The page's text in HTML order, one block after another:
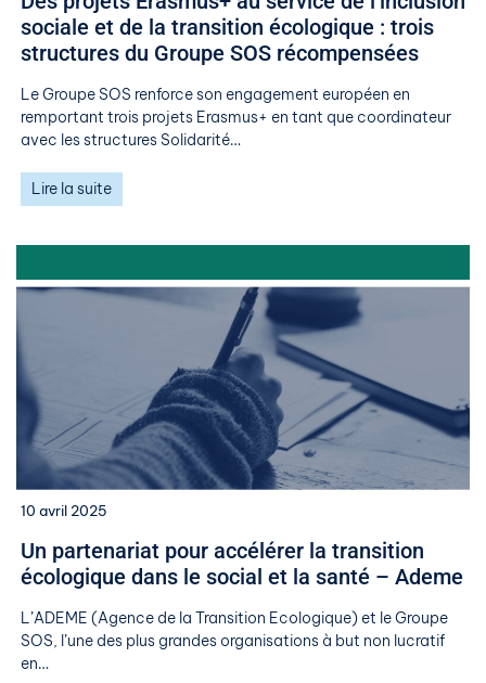
sociale et de la transition écologique : trois
structures du Groupe SOS récompensées
Le Groupe SOS renforce son engagement européen en
remportant trois projets Erasmus+ en tant que coordinateur
avec les structures Solidarité…
Lire la suite
10 avril 2025
Un partenariat pour accélérer la transition
écologique dans le social et la santé – Ademe
L’ADEME (Agence de la Transition Ecologique) et le Groupe
SOS, l’une des plus grandes organisations à but non lucratif
en…